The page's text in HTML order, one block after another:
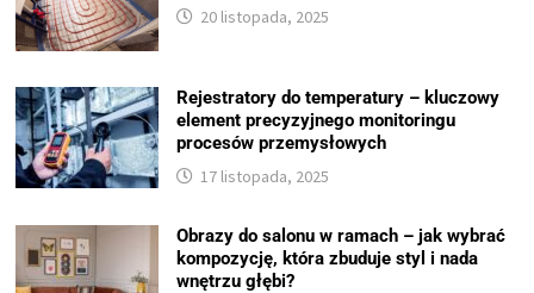
20 listopada, 2025
Rejestratory do temperatury – kluczowy
element precyzyjnego monitoringu
procesów przemysłowych
17 listopada, 2025
Obrazy do salonu w ramach – jak wybrać
kompozycję, która zbuduje styl i nada
wnętrzu głębi?